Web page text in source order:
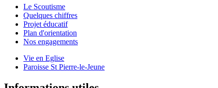
Le Scoutisme
Quelques chiffres
Projet éducatif
Plan d'orientation
Nos engagements
Vie en Eglise
Paroisse St Pierre-le-Jeune